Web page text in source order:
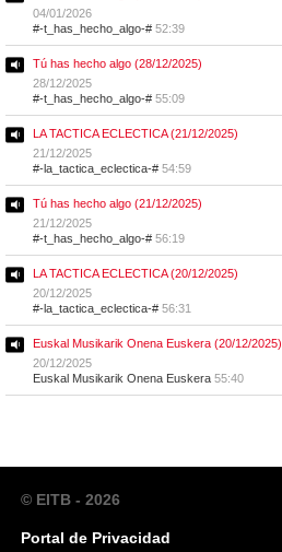
04/01/2026
#-t_has_hecho_algo-# 52:39
Tú has hecho algo (28/12/2025)
28/12/2025
#-t_has_hecho_algo-# 55:09
LA TACTICA ECLECTICA (21/12/2025)
21/12/2025
#-la_tactica_eclectica-# 54:59
Tú has hecho algo (21/12/2025)
21/12/2025
#-t_has_hecho_algo-# 56:19
LA TACTICA ECLECTICA (20/12/2025)
20/12/2025
#-la_tactica_eclectica-# 56:31
Euskal Musikarik Onena Euskera (20/12/2025)
20/12/2025
Euskal Musikarik Onena Euskera 55:40
© EITB - 2026
Portal de Privacidad